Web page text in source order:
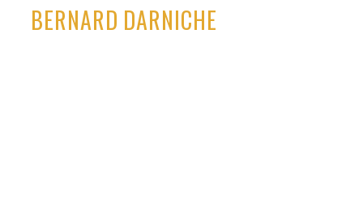
BERNARD DARNICHE